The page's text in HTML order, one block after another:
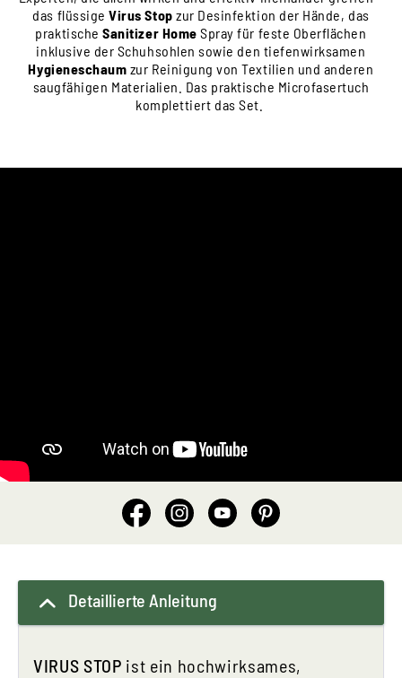
das flüssigeVirus Stop zur Desinfektion der Hände, das
praktischeSanitizer HomeSpray für feste Oberflächen
inklusive der Schuhsohlen sowie den tiefenwirksamen
Hygieneschaum zur Reinigung von Textilien und anderen
saugfähigen Materialien. Das praktische Microfasertuch
komplettiert das Set.
Detaillierte Anleitung
VIRUS STOP ist ein hochwirksames,